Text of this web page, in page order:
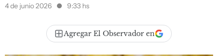
4 de junio 2026 9:33 hs
Agregar El Observador en